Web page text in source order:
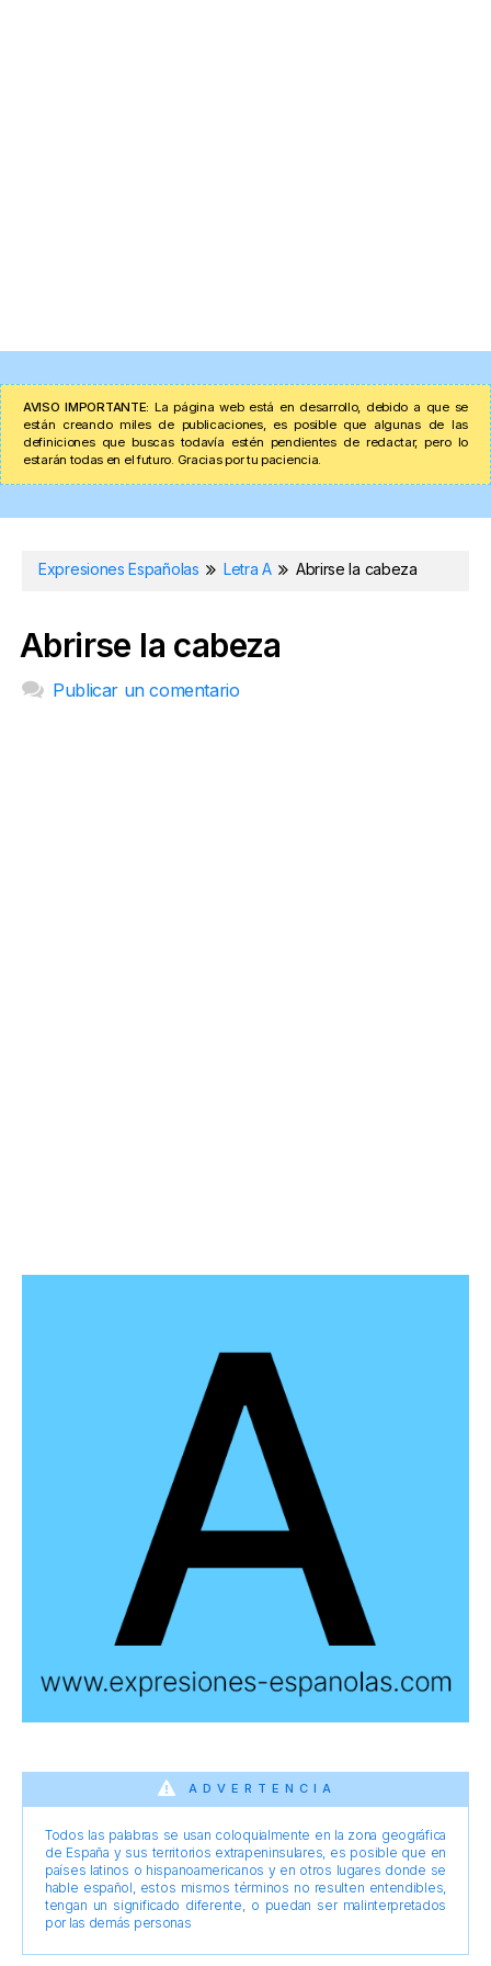
AVISO IMPORTANTE: La página web está en desarrollo, debido a que se
están creando miles de publicaciones, es posible que algunas de las
definiciones que buscas todavía estén pendientes de redactar, pero lo
estarán todas en el futuro. Gracias por tu paciencia.
Expresiones Españolas Letra A Abrirse la cabeza
Abrirse la cabeza
Publicar un comentario
ADVERTENCIA
Todos las palabras se usan coloquialmente en la zona geográfica
de España y sus territorios extrapeninsulares, es posible que en
países latinos o hispanoamericanos y en otros lugares donde se
hable español, estos mismos términos no resulten entendibles,
tengan un significado diferente, o puedan ser malinterpretados
por las demás personas